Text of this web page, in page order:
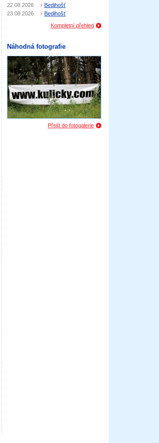
22.08.2026
Bedihošť
23.08.2026
Bedihošť
Kompletní přehled
Náhodná fotografie
Přejít do fotogalerie